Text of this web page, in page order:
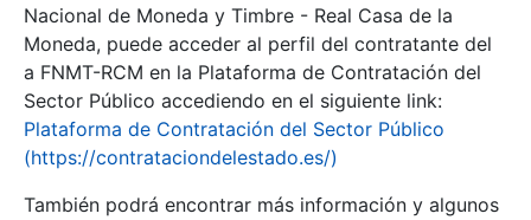
Erakutsi/Ezkutatu
Nacional de Moneda y Timbre - Real Casa de la
Moneda, puede acceder al perfil del contratante del
a FNMT-RCM en la Plataforma de Contratación del
Sector Público accediendo en el siguiente link:
Plataforma de Contratación del Sector Público
(https://contrataciondelestado.es/)
También podrá encontrar más información y algunos